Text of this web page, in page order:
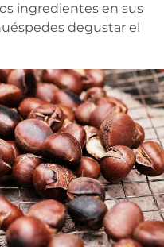
ingredientes en sus
degustar el